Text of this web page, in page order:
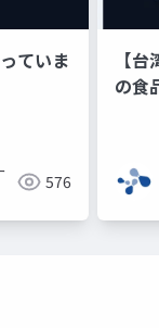
ていま
576
【
の食